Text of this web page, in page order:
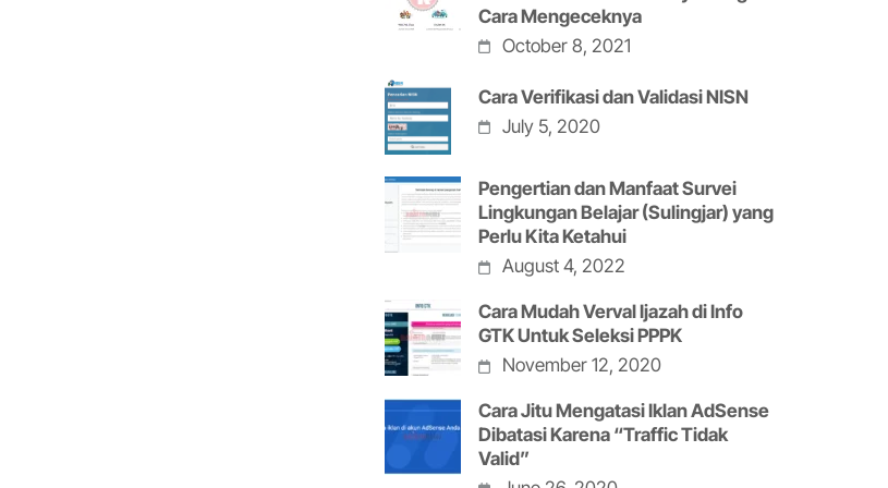
Cara Mengeceknya
October 8, 2021
Cara Verifikasi dan Validasi NISN
July 5, 2020
Pengertian dan Manfaat Survei
Lingkungan Belajar (Sulingjar) yang
Perlu Kita Ketahui
August 4, 2022
Cara Mudah Verval Ijazah di Info
GTK Untuk Seleksi PPPK
November 12, 2020
Cara Jitu Mengatasi Iklan AdSense
Dibatasi Karena “Traffic Tidak
Valid”